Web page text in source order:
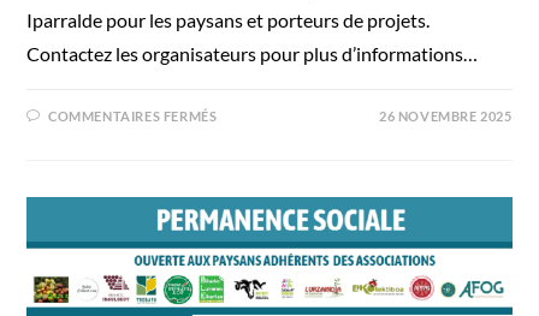
Iparralde pour les paysans et porteurs de projets.
Contactez les organisateurs pour plus d’informations…
COMMENTAIRES FERMÉS 26 NOVEMBRE 2025